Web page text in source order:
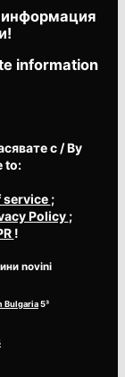
information
с / By
to:
service ;
Policy ;
!
novini
Bulgaria5³